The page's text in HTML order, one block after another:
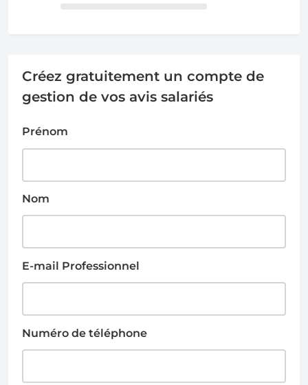
Créez gratuitement un compte de
gestion de vos avis salariés
Prénom
Nom
E-mail Professionnel
Numéro de téléphone